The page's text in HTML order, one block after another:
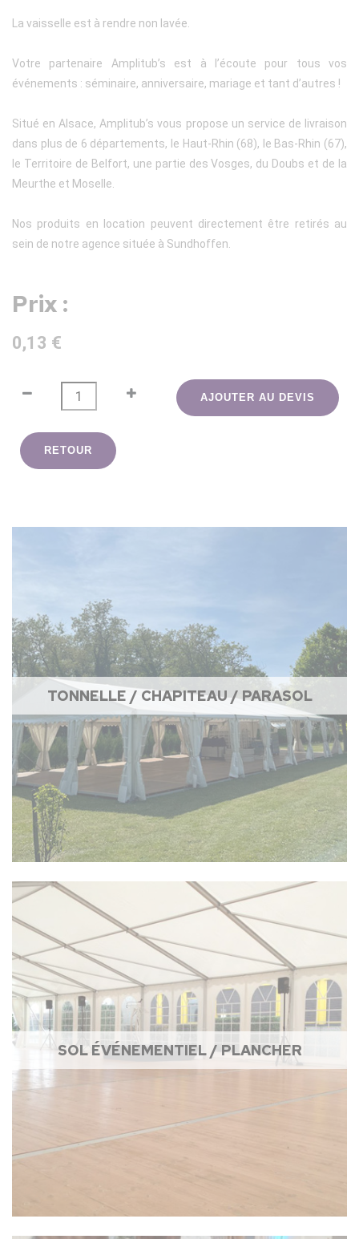
La vaisselle est à rendre non lavée.
Votre partenaire Amplitub’s est à l’écoute pour tous vos
événements : séminaire, anniversaire, mariage et tant d’autres !
Situé en Alsace, Amplitub’s vous propose un service de livraison
dans plus de 6 départements, le Haut-Rhin (68), le Bas-Rhin (67),
le Territoire de Belfort, une partie des Vosges, du Doubs et de la
Meurthe et Moselle.
Nos produits en location peuvent directement être retirés au
sein de notre agence située à Sundhoffen.
Prix :
0,13 €
AJOUTER AU DEVIS
RETOUR
TONNELLE / CHAPITEAU / PARASOL
SOL ÉVÉNEMENTIEL / PLANCHER